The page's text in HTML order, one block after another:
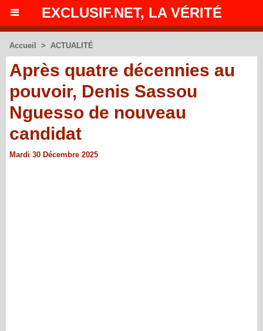
EXCLUSIF.NET, LA VÉRITÉ
Accueil > ACTUALITÉ
Après quatre décennies au
pouvoir, Denis Sassou
Nguesso de nouveau
candidat
Mardi 30 Décembre 2025